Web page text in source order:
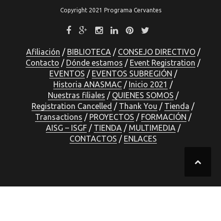
Copyright 2021 Programa Cervantes
Afiliación BIBLIOTECA
CONSEJO DIRECTIVO
Contacto
Dónde estamos
Event Registration
EVENTOS
EVENTOS SUBREGIÓN
Historia ANASMAC
Inicio 2021
Nuestras filiales
QUIENES SOMOS
Registration Cancelled
Thank You
Tienda
Transactions
PROYECTOS
FORMACIÓN
AISG – ISGF
TIENDA
MULTIMEDIA
CONTACTOS
ENLACES